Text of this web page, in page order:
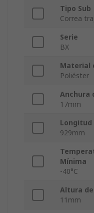
Tipo Sub
Correa
Serie
BX
Material
Poliéster
Anchura
17mm
929mm
Mínima
-40°C
Altura
11mm